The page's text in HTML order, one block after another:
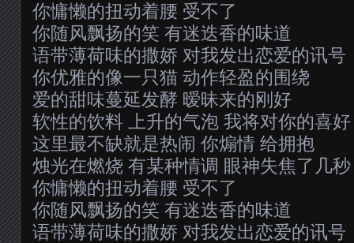
你慵懒的扭动着腰 受不了
你随风飘扬的笑 有迷迭香的味道
语带薄荷味的撒娇 对我发出恋爱的讯号
你优雅的像一只猫 动作轻盈的围绕
爱的甜味蔓延发酵 暧昧来的刚好
软性的饮料 上升的气泡 我将对你的喜
这里最不缺就是热闹 你煽情 给拥抱
烛光在燃烧 有某种情调 眼神失焦了几
你慵懒的扭动着腰 受不了
你随风飘扬的笑 有迷迭香的味道
语带薄荷味的撒娇 对我发出恋爱的讯号